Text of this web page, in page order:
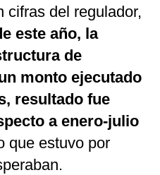
cifras del regulador,
este año, la
de
monto ejecutado
resultado fue
a enero-julio
que estuvo por